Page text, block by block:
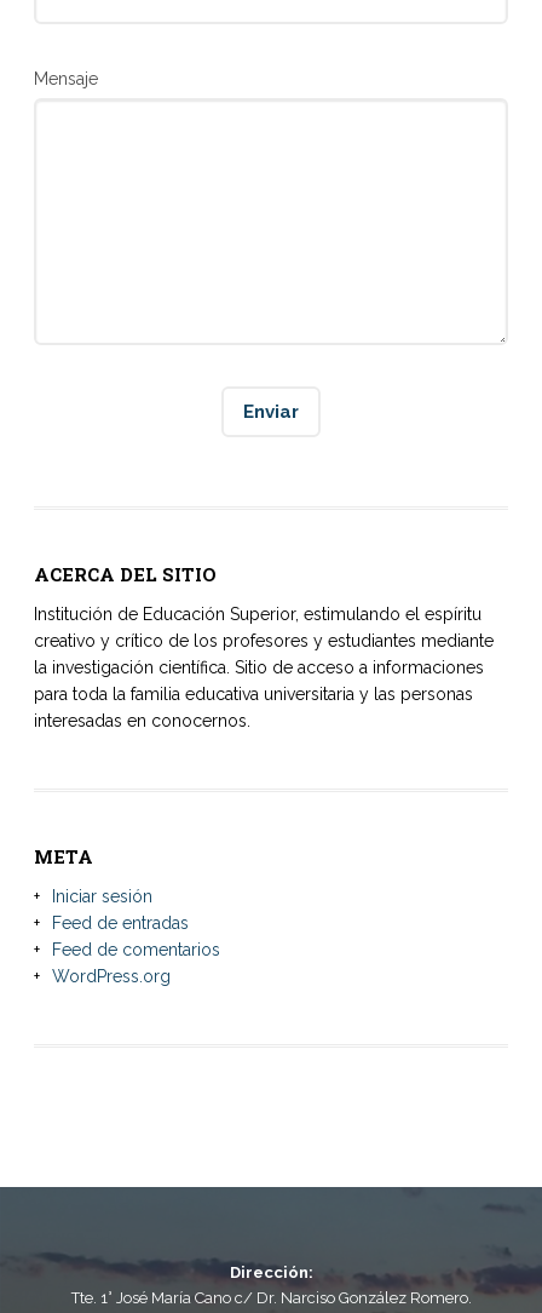
Mensaje
ACERCA DEL SITIO
Institución de Educación Superior, estimulando el espíritu
creativo y crítico de los profesores y estudiantes mediante
la investigación científica. Sitio de acceso a informaciones
para toda la familia educativa universitaria y las personas
interesadas en conocernos.
META
Iniciar sesión
Feed de entradas
Feed de comentarios
WordPress.org
Dirección:
Tte. 1° José María Cano c/ Dr. Narciso González Romero.